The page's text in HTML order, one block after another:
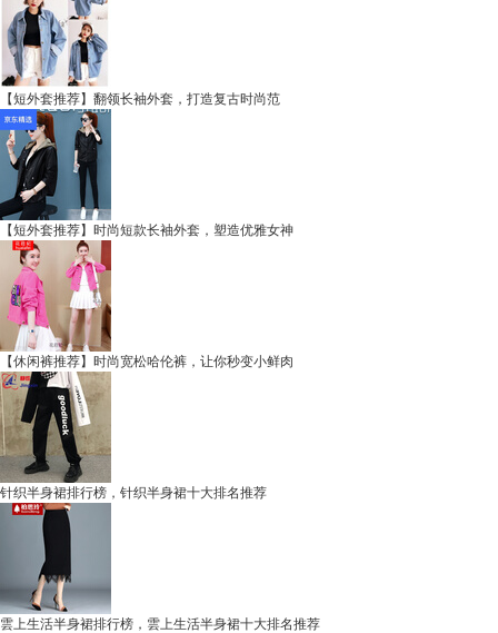
【短外套推荐】翻领长袖外套，打造复古时尚范
【短外套推荐】时尚短款长袖外套，塑造优雅女神
【休闲裤推荐】时尚宽松哈伦裤，让你秒变小鲜肉
针织半身裙排行榜，针织半身裙十大排名推荐
雲上生活半身裙排行榜，雲上生活半身裙十大排名推荐